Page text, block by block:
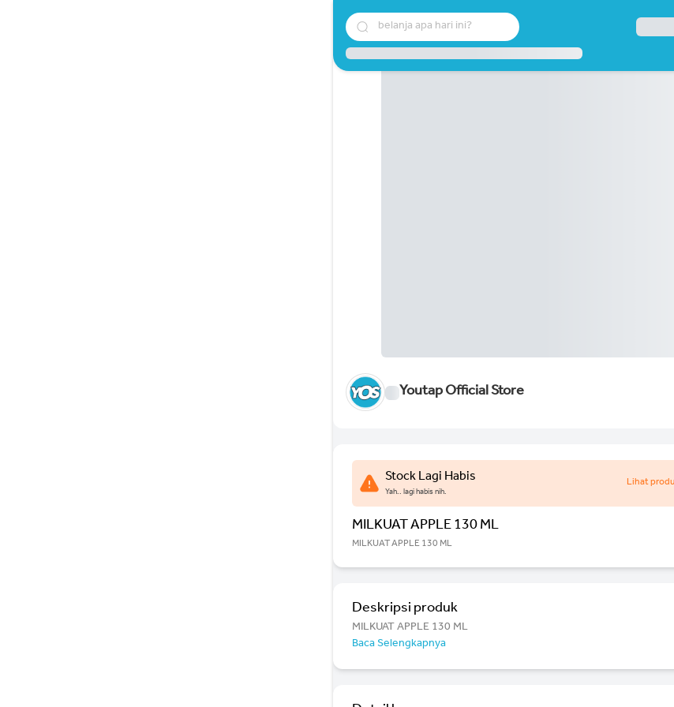
belanja apa hari ini?
Youtap Official Store
Stock Lagi Habis
Yah.. lagi habis nih.
Lihat
MILKUAT APPLE 130 ML
MILKUAT APPLE 130 ML
Deskripsi produk
MILKUAT APPLE 130 ML
Baca Selengkapnya